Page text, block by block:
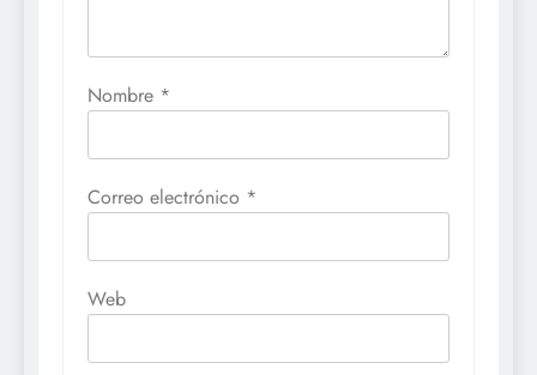
Nombre *
Correo electrónico *
Web